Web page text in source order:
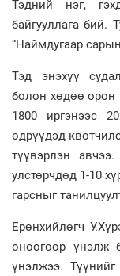
Тэдний нэг,
байгууллага бий.
“Наймдугаар
Тэд энэхүү
болон хөдөө орон
1800 иргэнээс
өдрүүдэд
түүвэрлэн
улстөрчдөд 1-10
гарсныг
Ерөнхийлөгч
оноогоор үнэлж
үнэлжээ.